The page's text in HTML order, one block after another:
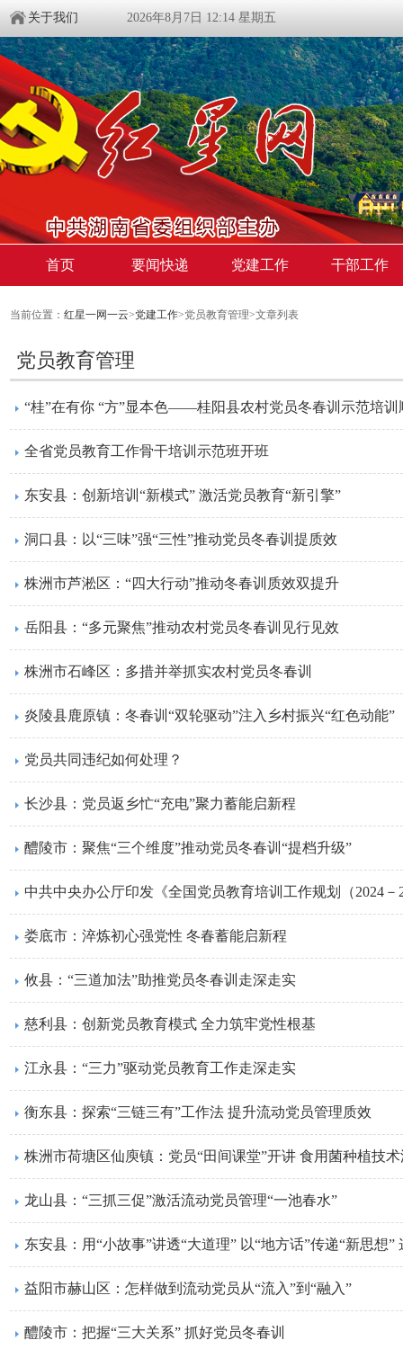
关于我们 2026年8月7日 12:14 星期五
首页 要闻快递 党建工作 干部工作
当前位置： 红星一网一云>党建工作>党员教育管理>文章列表
党员教育管理
“桂”在有你 “方”显本色——桂阳县农村党员冬春训示范培训
全省党员教育工作骨干培训示范班开班
东安县：创新培训“新模式” 激活党员教育“新引擎”
洞口县：以“三味”强“三性”推动党员冬春训提质效
株洲市芦淞区：“四大行动”推动冬春训质效双提升
岳阳县：“多元聚焦”推动农村党员冬春训见行见效
株洲市石峰区：多措并举抓实农村党员冬春训
炎陵县鹿原镇：冬春训“双轮驱动”注入乡村振兴“红色动能”
党员共同违纪如何处理？
长沙县：党员返乡忙“充电”聚力蓄能启新程
醴陵市：聚焦“三个维度”推动党员冬春训“提档升级”
中共中央办公厅印发《全国党员教育培训工作规划（2024－
娄底市：淬炼初心强党性 冬春蓄能启新程
攸县：“三道加法”助推党员冬春训走深走实
慈利县：创新党员教育模式 全力筑牢党性根基
江永县：“三力”驱动党员教育工作走深走实
衡东县：探索“三链三有”工作法 提升流动党员管理质效
株洲市荷塘区仙庾镇：党员“田间课堂”开讲 食用菌种植技
龙山县：“三抓三促”激活流动党员管理“一池春水”
东安县：用“小故事”讲透“大道理” 以“地方话”传递“新思想”
益阳市赫山区：怎样做到流动党员从“流入”到“融入”
醴陵市：把握“三大关系” 抓好党员冬春训